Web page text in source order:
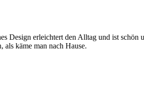
Design erleichtert den Alltag und ist
als käme man nach Hause.